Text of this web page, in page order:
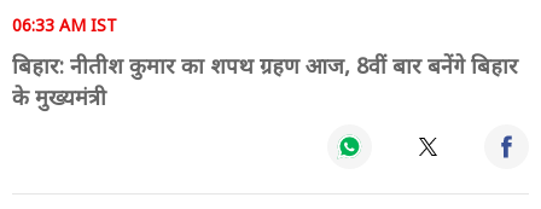
06:33 AM IST
बिहार: नीतीश कुमार का शपथ ग्रहण आज, 8वीं बार बनेंगे बिहार
के मुख्यमंत्री